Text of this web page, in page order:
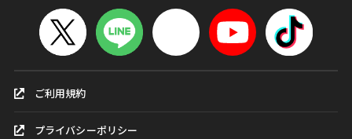
ご利用規約
プライバシーポリシー